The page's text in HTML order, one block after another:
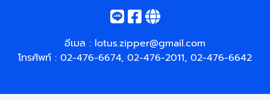
อีเมล : lotus.zipper@gmail.com
โทรศัพท์ : 02-476-6674, 02-476-2011, 02-476-6642